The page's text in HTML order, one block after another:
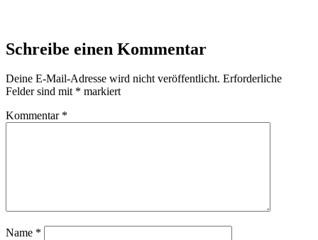
Schreibe einen Kommentar
Deine E-Mail-Adresse wird nicht veröffentlicht. Erforderliche
Felder sind mit * markiert
Kommentar *
Name *